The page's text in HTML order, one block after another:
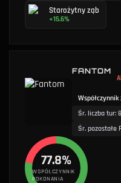
Starożytny ząb
+15.6%
FANTOM
Śr. liczba tur:
Śr. pozostałe
77.8%
WSPÓŁCZYNNIK
POKONANIA